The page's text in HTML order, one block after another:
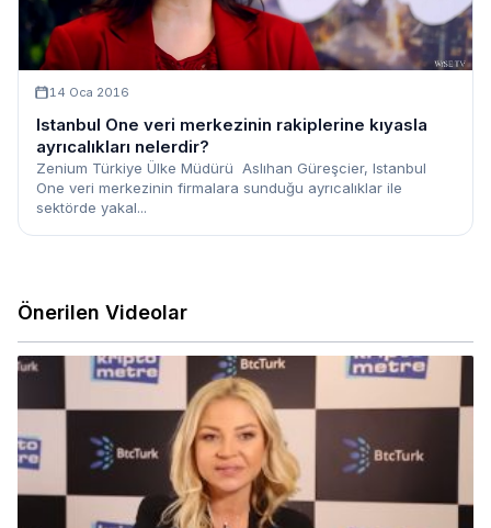
14 Oca 2016
Istanbul One veri merkezinin rakiplerine kıyasla
ayrıcalıkları nelerdir?
Zenium Türkiye Ülke Müdürü Aslıhan Güreşcier, Istanbul
One veri merkezinin firmalara sunduğu ayrıcalıklar ile
sektörde yakal...
Önerilen Videolar